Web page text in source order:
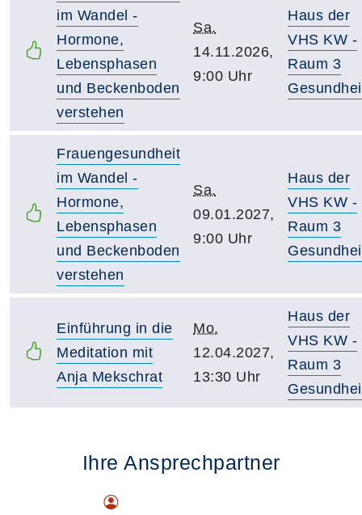
im Wandel -
Hormone,
Lebensphasen
und Beckenboden
verstehen
Sa.
14.11.2026,
9:00 Uhr
Haus der
VHS KW -
Raum 3
Frauengesundheit
im Wandel -
Hormone,
Lebensphasen
und Beckenboden
verstehen
Sa.
09.01.2027,
9:00 Uhr
Haus der
VHS KW -
Raum 3
Einführung in die
Meditation mit
Anja Mekschrat
Mo.
12.04.2027,
13:30 Uhr
Haus der
VHS KW -
Raum 3
Ihre Ansprechpartner